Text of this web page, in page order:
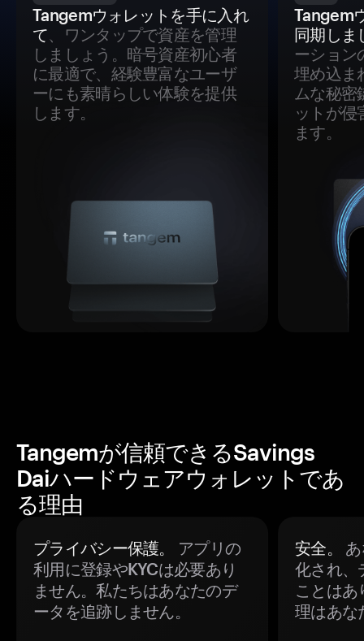
Tangemウォレットを手に入れ
て、ワンタップで資産を管理
しましょう。暗号資産初心者
に最適で、経験豊富なユーザ
ーにも素晴らしい体験を提供
します。
Tangem
同期しま
ーション
埋め込ま
ムな秘密
ットが侵
ます。
Tangemが信頼できるSavings
Daiハードウェアウォレットであ
る理由
プライバシー保護。
アプリの
利用に登録やKYCは必要あり
ません。私たちはあなたのデ
ータを追跡しません。
安全。
化され、
ことはあ
理はあな